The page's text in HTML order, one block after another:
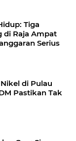
Tiga
di Raja Ampat
Serius
di Pulau
Pastikan Tak